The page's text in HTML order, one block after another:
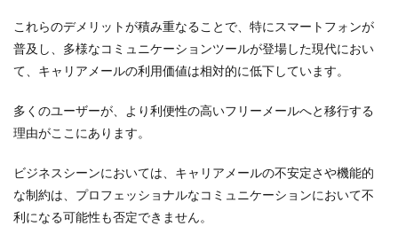
これらのデメリットが積み重なることで、特にスマートフォンが
普及し、多様なコミュニケーションツールが登場した現代におい
て、キャリアメールの利用価値は相対的に低下しています。
多くのユーザーが、より利便性の高いフリーメールへと移行する
理由がここにあります。
ビジネスシーンにおいては、キャリアメールの不安定さや機能的
な制約は、プロフェッショナルなコミュニケーションにおいて不
利になる可能性も否定できません。